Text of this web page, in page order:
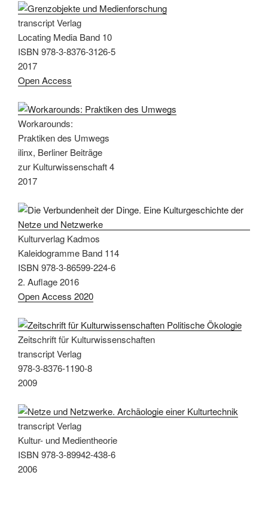
transcript Verlag
Locating Media Band 10
ISBN 978-3-8376-3126-5
2017
Open Access
Workarounds:
Praktiken des Umwegs
ilinx, Berliner Beiträge
zur Kulturwissenschaft 4
2017
Kulturverlag Kadmos
Kaleidogramme Band 114
ISBN 978-3-86599-224-6
2. Auflage 2016
Open Access 2020
Zeitschrift für Kulturwissenschaften
transcript Verlag
978-3-8376-1190-8
2009
transcript Verlag
Kultur- und Medientheorie
ISBN 978-3-89942-438-6
2006